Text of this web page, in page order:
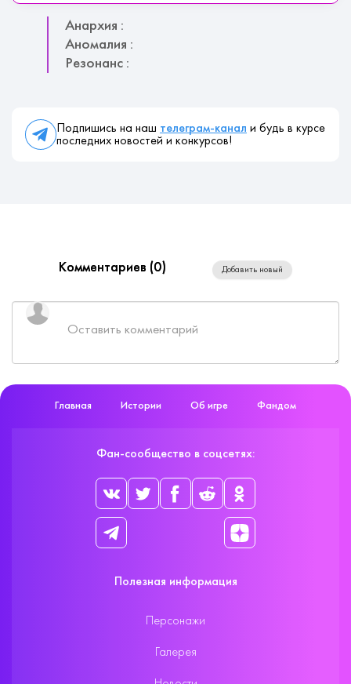
Анархия :
Аномалия :
Резонанс :
Подпишись на наш телеграм-канал и будь в курсе
последних новостей и конкурсов!
Комментариев (0) Добавить новый
Главная Истории Об игре Фандом
Фан-сообщество в соцсетях:
Полезная информация
Персонажи
Галерея